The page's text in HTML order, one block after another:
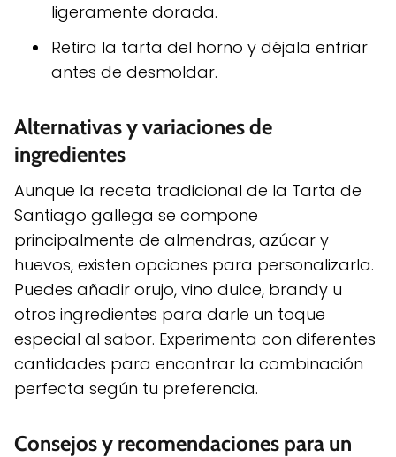
ligeramente dorada.
Retira la tarta del horno y déjala enfriar
antes de desmoldar.
Alternativas y variaciones de
ingredientes
Aunque la receta tradicional de la Tarta de
Santiago gallega se compone
principalmente de almendras, azúcar y
huevos, existen opciones para personalizarla.
Puedes añadir orujo, vino dulce, brandy u
otros ingredientes para darle un toque
especial al sabor. Experimenta con diferentes
cantidades para encontrar la combinación
perfecta según tu preferencia.
Consejos y recomendaciones para un